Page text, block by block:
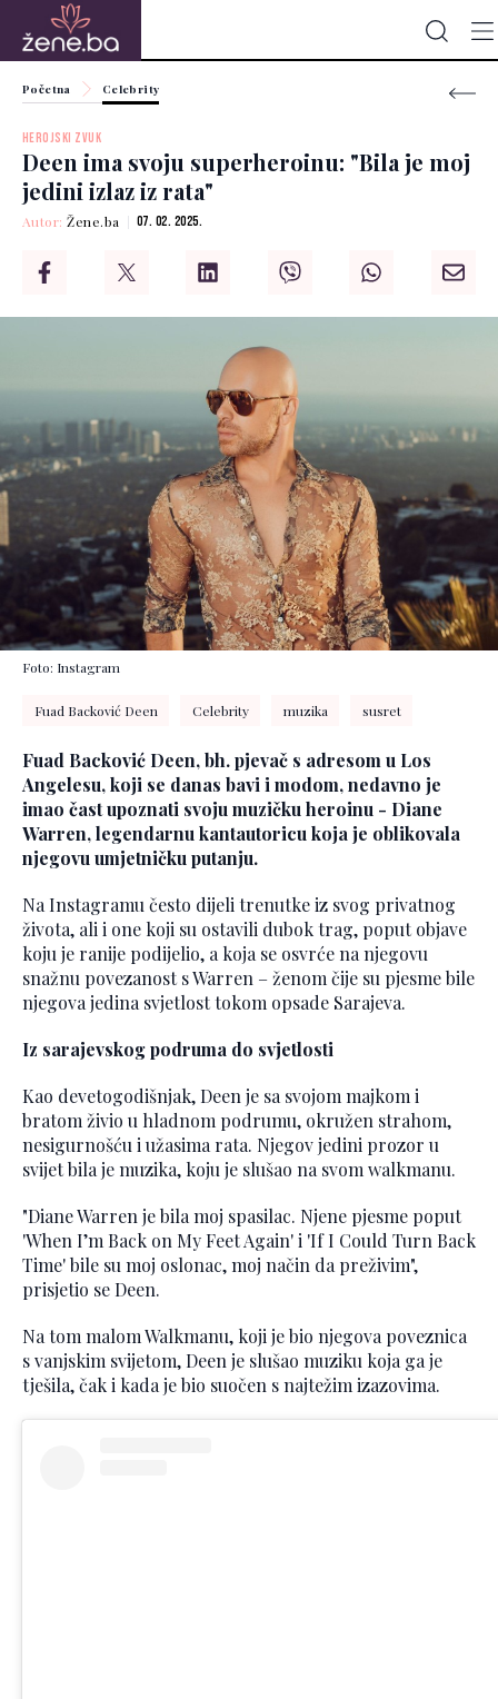
Početna Celebrity
HEROJSKI ZVUK
Deen ima svoju superheroinu: "Bila je moj
jedini izlaz iz rata"
Autor:Žene.ba 07. 02. 2025.
Foto: Instagram
Fuad Backović Deen Celebrity muzika susret
Fuad Backović Deen, bh. pjevač s adresom u Los
Angelesu, koji se danas bavi i modom, nedavno je
imao čast upoznati svoju muzičku heroinu - Diane
Warren, legendarnu kantautoricu koja je oblikovala
njegovu umjetničku putanju.
Na Instagramu često dijeli trenutke iz svog privatnog
života, ali i one koji su ostavili dubok trag, poput objave
koju je ranije podijelio, a koja se osvrće na njegovu
snažnu povezanost s Warren – ženom čije su pjesme bile
njegova jedina svjetlost tokom opsade Sarajeva.
Iz sarajevskog podruma do svjetlosti
Kao devetogodišnjak, Deen je sa svojom majkom i
bratom živio u hladnom podrumu, okružen strahom,
nesigurnošću i užasima rata. Njegov jedini prozor u
svijet bila je muzika, koju je slušao na svom walkmanu.
"Diane Warren je bila moj spasilac. Njene pjesme poput
'When I’m Back on My Feet Again' i 'If I Could Turn Back
Time' bile su moj oslonac, moj način da preživim",
prisjetio se Deen.
Na tom malom Walkmanu, koji je bio njegova poveznica
s vanjskim svijetom, Deen je slušao muziku koja ga je
tješila, čak i kada je bio suočen s najtežim izazovima.